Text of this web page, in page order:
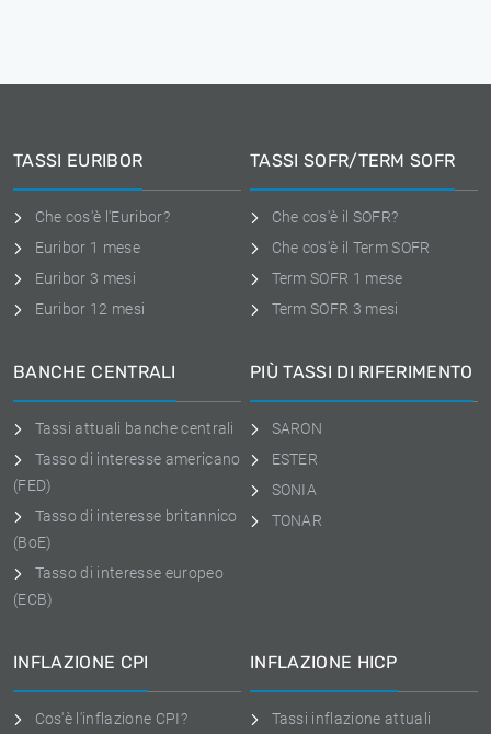
TASSI EURIBOR
Che cos'è l'Euribor?
Euribor 1 mese
Euribor 3 mesi
Euribor 12 mesi
TASSI SOFR/TERM SOFR
Che cos'è il SOFR?
Che cos'è il Term SOFR
Term SOFR 1 mese
Term SOFR 3 mesi
BANCHE CENTRALI
Tassi attuali banche centrali
Tasso di interesse americano
(FED)
Tasso di interesse britannico
(BoE)
Tasso di interesse europeo
(ECB)
PIÙ TASSI DI RIFERIMENTO
SARON
ESTER
SONIA
TONAR
INFLAZIONE CPI
Cos'è l'inflazione CPI?
INFLAZIONE HICP
Tassi inflazione attuali